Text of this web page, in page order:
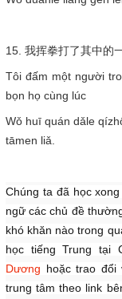
15. 我挥拳打了其中的
Tôi đấm một người
bọn họ cùng lúc
Wǒ huī quán dǎle
tāmen liǎ.
Chúng ta đã học
ngữ các chủ đề
khó khăn nào trong
học tiếng Trung tại
Dương hoặc trao đổi
trung tâm theo link